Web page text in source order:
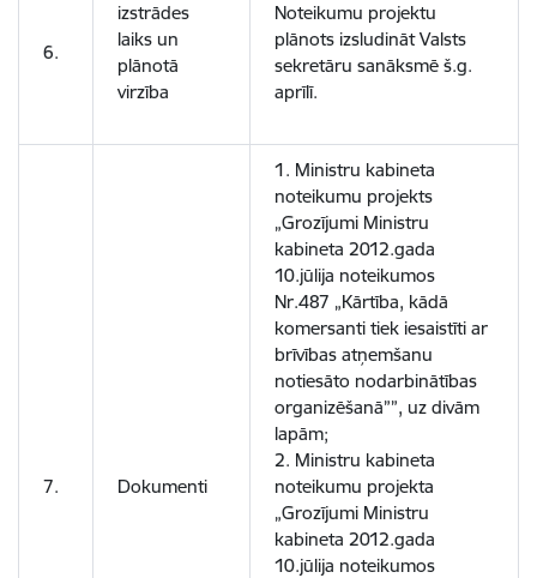
6.
izstrādes
laiks un
plānotā
virzība
Noteikumu projektu
plānots izsludināt Valsts
sekretāru sanāksmē š.g.
aprīlī.
7. Dokumenti
1. Ministru kabineta
noteikumu projekts
„Grozījumi Ministru
kabineta 2012.gada
10.jūlija noteikumos
Nr.487 „Kārtība, kādā
komersanti tiek iesaistīti ar
brīvības atņemšanu
notiesāto nodarbinātības
organizēšanā””, uz divām
lapām;
2. Ministru kabineta
noteikumu projekta
„Grozījumi Ministru
kabineta 2012.gada
10.jūlija noteikumos